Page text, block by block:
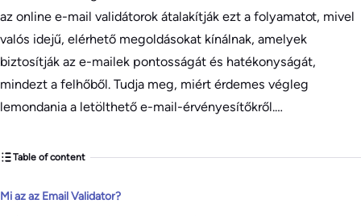
az online e-mail validátorok átalakítják ezt a folyamatot, mivel
valós idejű, elérhető megoldásokat kínálnak, amelyek
biztosítják az e-mailek pontosságát és hatékonyságát,
mindezt a felhőből. Tudja meg, miért érdemes végleg
lemondania a letölthető e-mail-érvényesítőkről.…
Table of content
Mi az az Email Validator?